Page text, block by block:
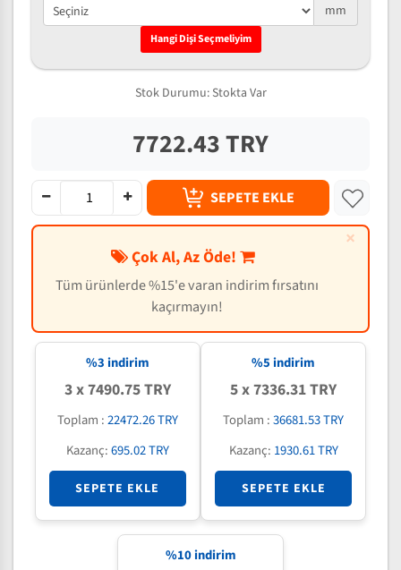
mm
Hangi Dişi Seçmeliyim
Stok Durumu: Stokta Var
7722.43 TRY
SEPETE EKLE
×
Çok Al, Az Öde!
Tüm ürünlerde %15'e varan indirim fırsatını
kaçırmayın!
%3 indirim
3 x 7490.75 TRY
Toplam :22472.26 TRY
Kazanç:695.02 TRY
SEPETE EKLE
%5 indirim
5 x 7336.31 TRY
Toplam :36681.53 TRY
Kazanç: 1930.61 TRY
SEPETE EKLE
%10indirim